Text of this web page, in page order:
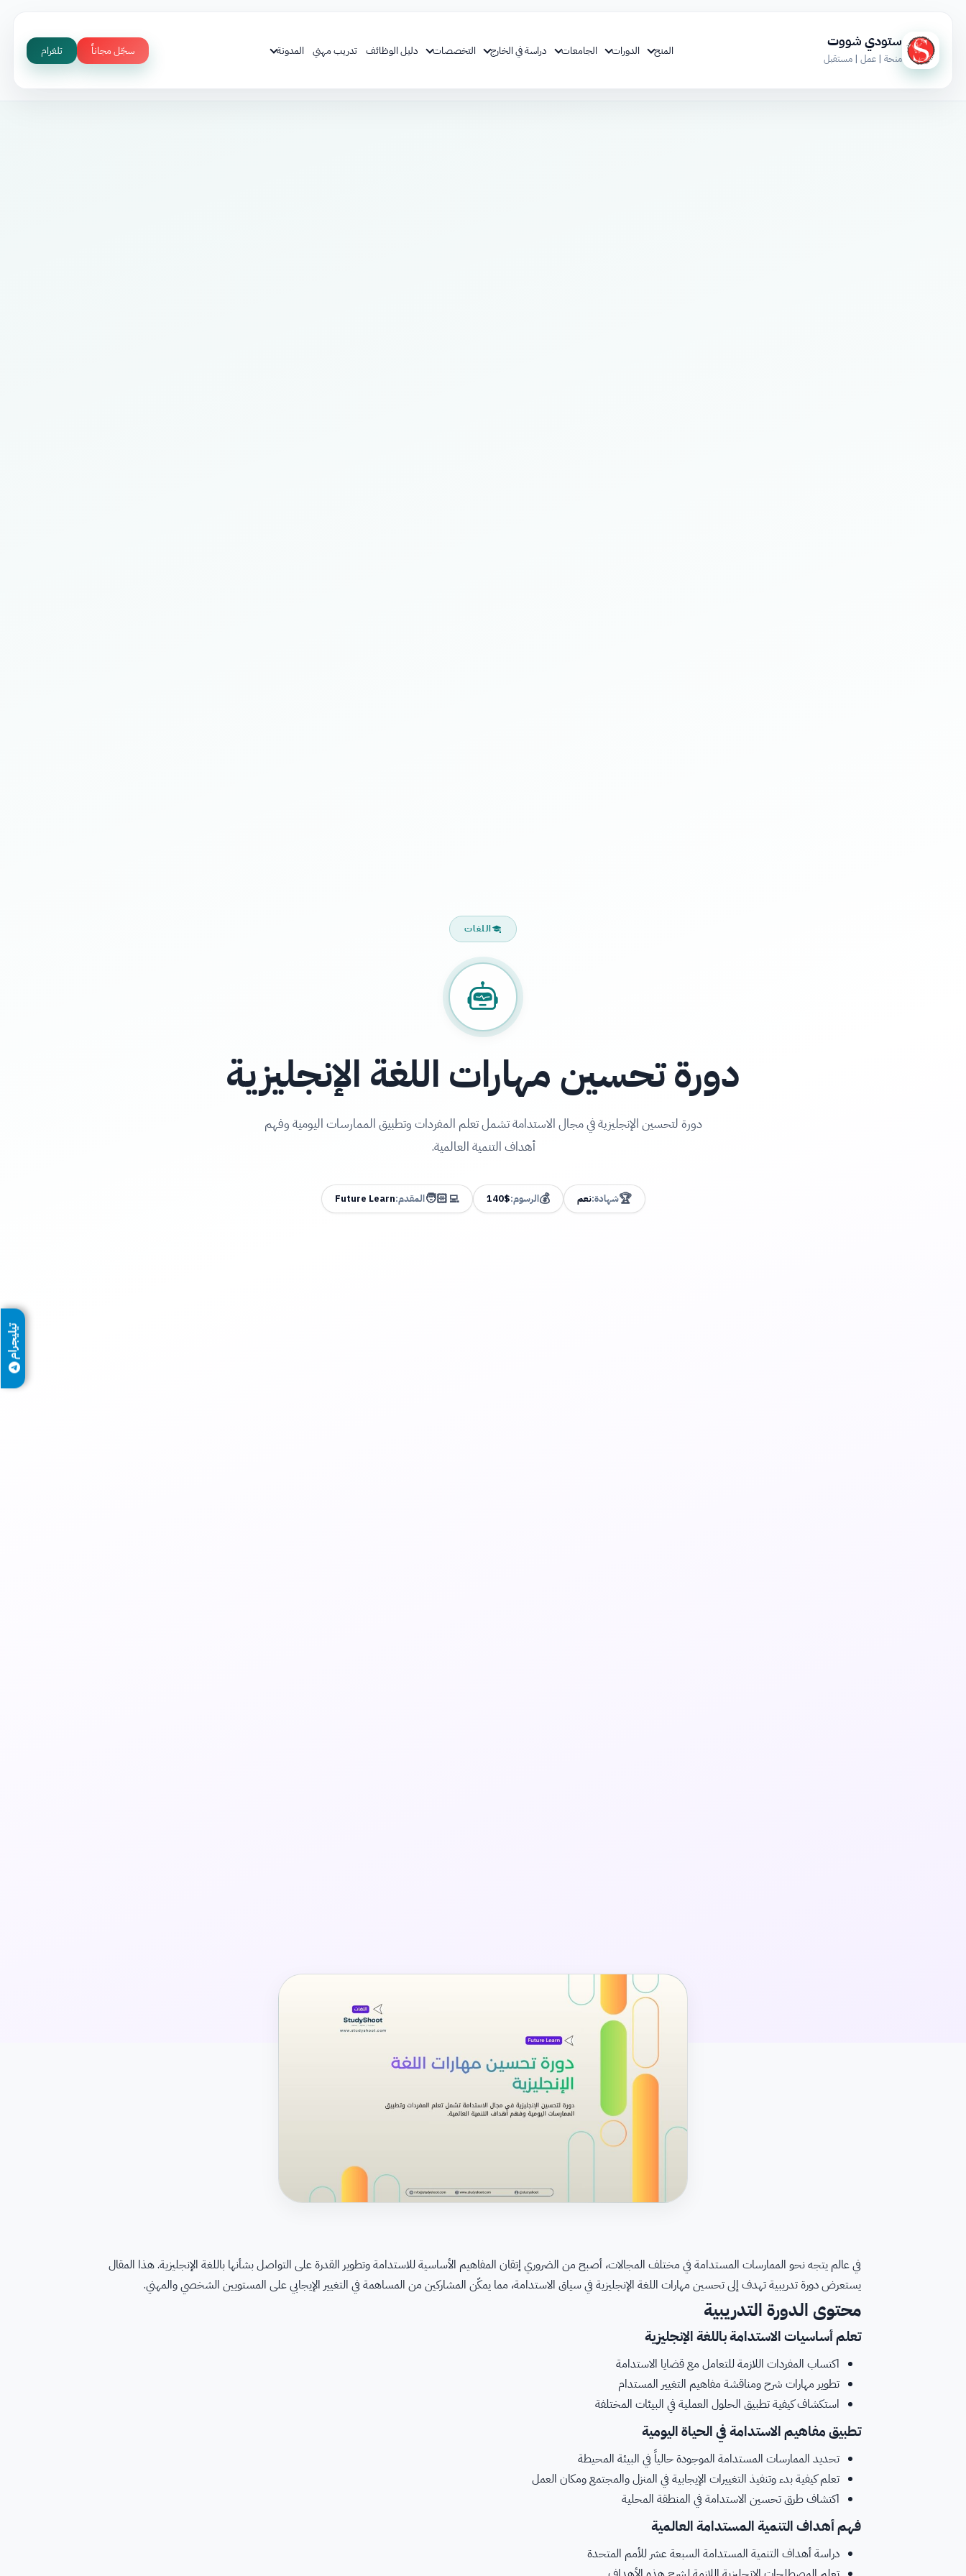
ستودي شووت
منحة | عمل | مستقبل
المنح الدورات الجامعات دراسة في الخارج التخصصات دليل الوظائف تدريب مهني المدونة سجّل مجاناً تلغرام
اللغات
دورة تحسين مهارات اللغة الإنجليزية
دورة لتحسين الإنجليزية في مجال الاستدامة تشمل تعلم المفردات وتطبيق الممارسات اليومية وفهم
أهداف التنمية العالمية.
🏆شهادة:نعم 💰الرسوم:140$
🧑🏻‍💻المقدم:Future Learn
في عالم يتجه نحو الممارسات المستدامة في مختلف المجالات، أصبح من الضروري إتقان المفاهيم الأساسية للاستدامة وتطوير القدرة على التواصل بشأنها باللغة الإنجليزية. هذا المقال
يستعرض دورة تدريبية تهدف إلى تحسين مهارات اللغة الإنجليزية في سياق الاستدامة، مما يمكّن المشاركين من المساهمة في التغيير الإيجابي على المستويين الشخصي والمهني.
محتوى الدورة التدريبية
تعلم أساسيات الاستدامة باللغة الإنجليزية
اكتساب المفردات اللازمة للتعامل مع قضايا الاستدامة
تطوير مهارات شرح ومناقشة مفاهيم التغيير المستدام
استكشاف كيفية تطبيق الحلول العملية في البيئات المختلفة
تطبيق مفاهيم الاستدامة في الحياة اليومية
تحديد الممارسات المستدامة الموجودة حالياً في البيئة المحيطة
تعلم كيفية بدء وتنفيذ التغييرات الإيجابية في المنزل والمجتمع ومكان العمل
اكتشاف طرق تحسين الاستدامة في المنطقة المحلية
فهم أهداف التنمية المستدامة العالمية
دراسة أهداف التنمية المستدامة السبعة عشر للأمم المتحدة
تيليجرام